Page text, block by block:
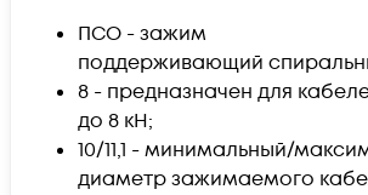
ПСО - зажим
поддерживающий
8 - предназначен для
до 8 кН;
10/11,1 - минимальный/
диаметр зажимаемого